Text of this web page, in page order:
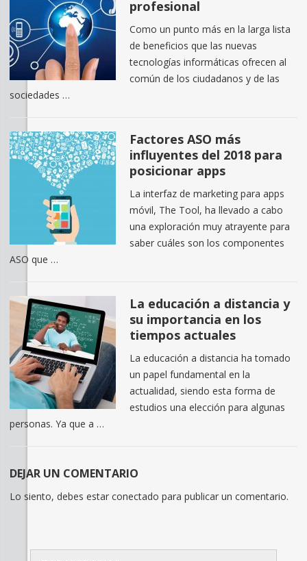
profesional
Como un punto más en la larga lista
de beneficios que las nuevas
tecnologías informáticas ofrecen al
común de los ciudadanos y de las
sociedades …
Factores ASO más
influyentes del 2018 para
posicionar apps
La interfaz de marketing para apps
móvil, The Tool, ha llevado a cabo
una exploración muy atrayente para
saber cuáles son los componentes
ASO que …
La educación a distancia y
su importancia en los
tiempos actuales
La educación a distancia ha tomado
un papel fundamental en la
actualidad, siendo esta forma de
estudios una elección para algunas
personas. Ya que a …
DEJAR UN COMENTARIO
Lo siento, debes estar conectado para publicar un comentario.